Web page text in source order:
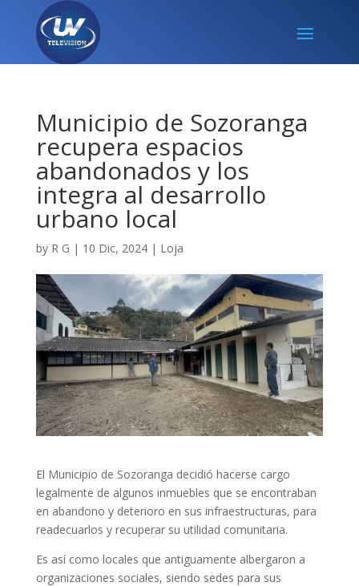
Municipio de Sozoranga
recupera espacios
abandonados y los
integra al desarrollo
urbano local
by R G | 10 Dic, 2024| Loja
El Municipio de Sozoranga decidió hacerse cargo
legalmente de algunos inmuebles que se encontraban
en abandono y deterioro en sus infraestructuras, para
readecuarlos y recuperar su utilidad comunitaria.
Es así como locales que antiguamente albergaron a
organizaciones sociales, siendo sedes para sus